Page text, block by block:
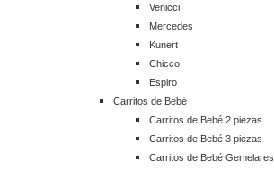
Venicci
Mercedes
Kunert
Chicco
Espiro
Carritos de Bebé
Carritos de Bebé 2 piezas
Carritos de Bebé 3 piezas
Carritos de Bebé Gemelares